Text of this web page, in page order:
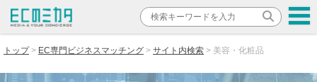
トップ EC専門ビジネスマッチング サイト内検索 美容・化粧品